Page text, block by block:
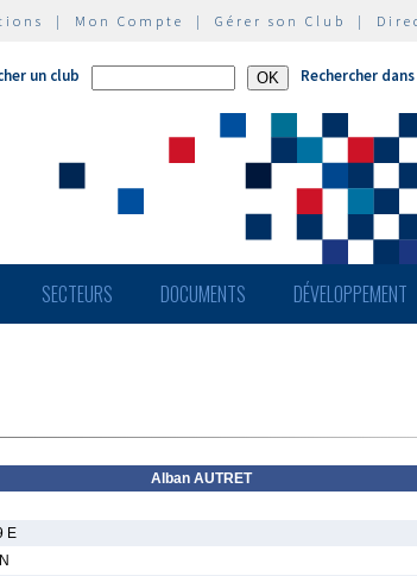
| Mon Compte | Gérer son Club |
un club Rechercher
SECTEURS DOCUMENTS DÉVELOPPEMENT
Alban AUTRET
E